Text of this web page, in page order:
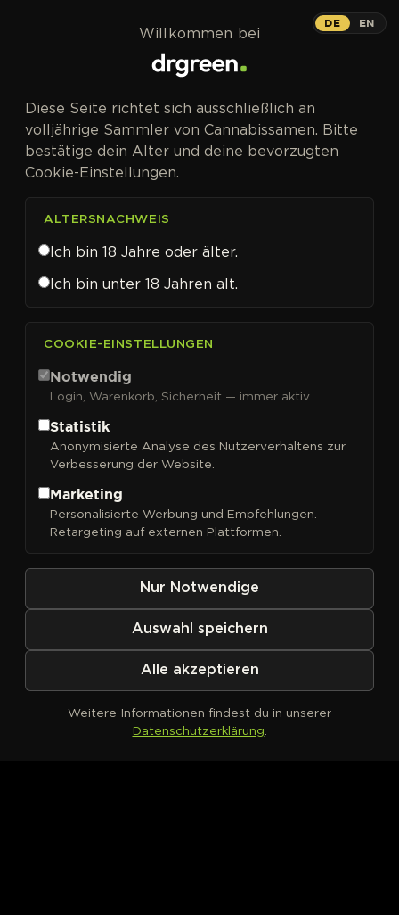
Anesia Seeds
Sortieren nach
Kein Produkt definiert
DE EN
Willkommen bei
Diese Seite richtet sich ausschließlich an
volljährige Sammler von Cannabissamen. Bitte
bestätige dein Alter und deine bevorzugten
Cookie-Einstellungen.
ALTERSNACHWEIS
Ich bin 18 Jahre oder älter.
Ich bin unter 18 Jahren alt.
COOKIE-EINSTELLUNGEN
Notwendig
Login, Warenkorb, Sicherheit — immer aktiv.
Statistik
Anonymisierte Analyse des Nutzerverhaltens zur
Verbesserung der Website.
Marketing
Personalisierte Werbung und Empfehlungen.
Retargeting auf externen Plattformen.
Nur Notwendige
Auswahl speichern
Alle akzeptieren
Weitere Informationen findest du in unserer
Datenschutzerklärung